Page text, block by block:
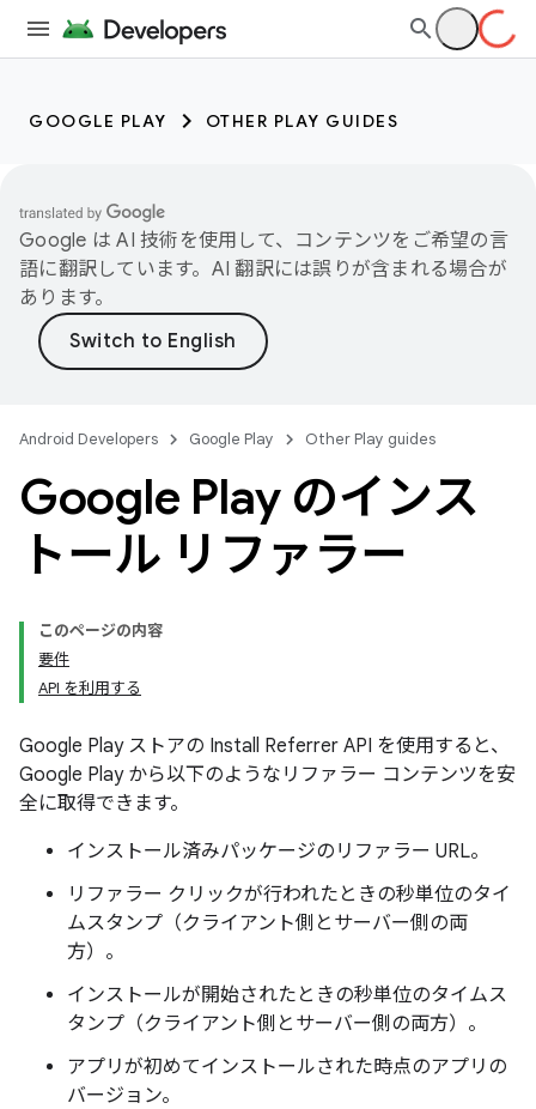
GOOGLE PLAY OTHER PLAY GUIDES
Google は AI 技術を使用して、コンテンツをご希望の言
語に翻訳しています。AI 翻訳には誤りが含まれる場合が
あります。
Android Developers Google Play Other Play guides
Google Play のインス
トール リファラー
このページの内容
要件
API を利用する
Google Play ストアの Install Referrer API を使用すると、
Google Play から以下のようなリファラー コンテンツを安
全に取得できます。
インストール済みパッケージのリファラー URL。
リファラー クリックが行われたときの秒単位のタイ
ムスタンプ（クライアント側とサーバー側の両
方）。
インストールが開始されたときの秒単位のタイムス
タンプ（クライアント側とサーバー側の両方）。
アプリが初めてインストールされた時点のアプリの
バージョン。